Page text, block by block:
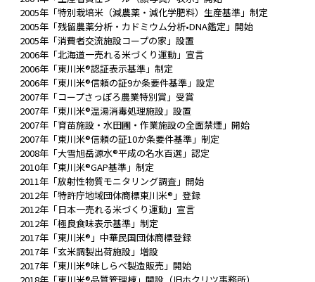
2005年「特別栽培米（減農薬・減化学肥料）生産基準」制定
2005年「残留農薬分析・カドミウム分析•DNA鑑定」開始
2005年「消費者交流施設コープの家」設置
2006年「北海道一売れる米づくり運動」宣言
2006年「東川米®認証表示基準」制定
2006年「東川米®信頼の証9か条要件基準」設定
2007年「コープさっぽろ農業特別賞」受賞
2007年「東川米®温湯消毒処理施設」設置
2007年「育苗施設・水田圃・作業施設の全面禁煙」開始
2007年「東川米®信頼の証10か条要件基準」制定
2008年「大雪旭岳源水®平成の名水百選」認定
2010年「東川米®GAP基準」制定
2011年「放射性物質モニタリング調査」開始
2012年「特許庁地域団体商標東川米®」登録
2012年「日本一売れる米づくり運動」宣言
2012年「極良食味表示基準」制定
2017年「東川米®」中華民国団体商標登録
2017年「玄米調製出荷施設」増設
2017年「東川米®味しらべ製造販売」開始